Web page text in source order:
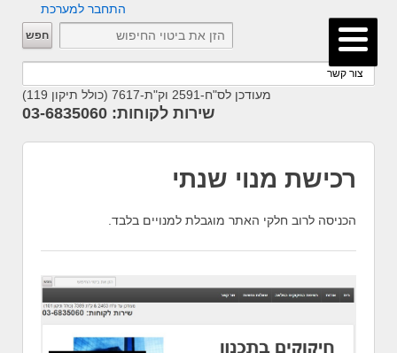
התחבר למערכת
מעודכן לס"ח-2591 וק"ת-7617 (כולל תיקון 119)
שירות לקוחות: 03-6835060
רכישת מנוי שנתי
הכניסה לרוב חלקי האתר מוגבלת למנויים בלבד.